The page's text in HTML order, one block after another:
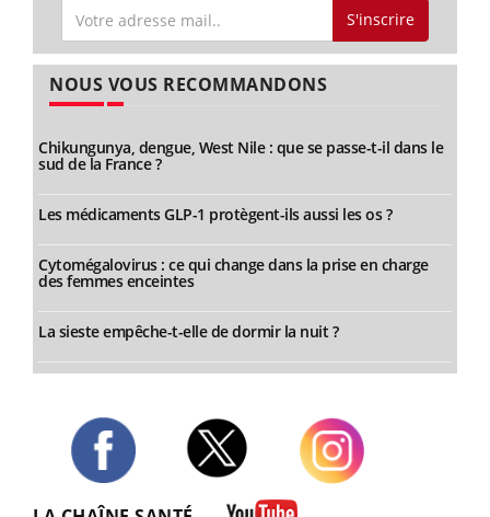
S'inscrire
NOUS VOUS RECOMMANDONS
Chikungunya, dengue, West Nile : que se passe-t-il dans le
sud de la France ?
Les médicaments GLP-1 protègent-ils aussi les os ?
Cytomégalovirus : ce qui change dans la prise en charge
des femmes enceintes
La sieste empêche-t-elle de dormir la nuit ?